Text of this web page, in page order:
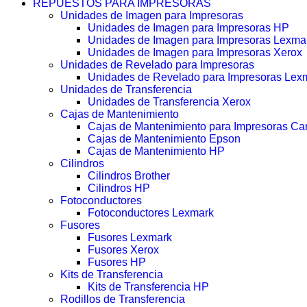
REPUESTOS PARA IMPRESORAS
Unidades de Imagen para Impresoras
Unidades de Imagen para Impresoras HP
Unidades de Imagen para Impresoras
Unidades de Imagen para Impresoras Xerox
Unidades de Revelado para Impresoras
Unidades de Revelado para Impresoras
Unidades de Transferencia
Unidades de Transferencia Xerox
Cajas de Mantenimiento
Cajas de Mantenimiento para Impresoras
Cajas de Mantenimiento Epson
Cajas de Mantenimiento HP
Cilindros
Cilindros Brother
Cilindros HP
Fotoconductores
Fotoconductores Lexmark
Fusores
Fusores Lexmark
Fusores Xerox
Fusores HP
Kits de Transferencia
Kits de Transferencia HP
Rodillos de Transferencia